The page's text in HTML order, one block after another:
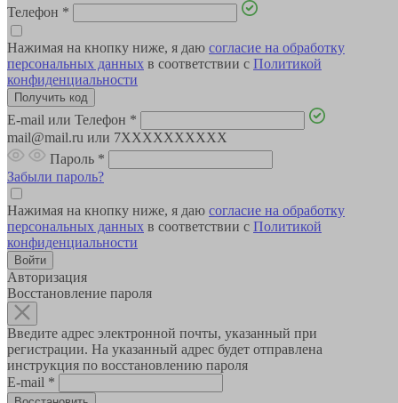
Телефон *
Нажимая на кнопку ниже, я даю согласие на обработку
персональных данных в соответствии с Политикой
конфиденциальности
E-mail или Телефон *
mail@mail.ru или 7XXXXXXXXXX
Пароль *
Забыли пароль?
Нажимая на кнопку ниже, я даю согласие на обработку
персональных данных в соответствии с Политикой
конфиденциальности
Авторизация
Восстановление пароля
Введите адрес электронной почты, указанный при
регистрации. На указанный адрес будет отправлена
инструкция по восстановлению пароля
E-mail *